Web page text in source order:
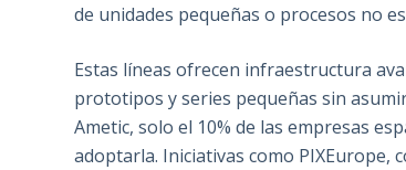
de unidades pequeñas o procesos no
Estas líneas ofrecen infraestructura
prototipos y series pequeñas sin
Ametic, solo el 10% de las empresas
adoptarla. Iniciativas como PIXEurope,